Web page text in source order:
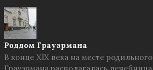
Роддом Грауэрмана
В конце XIX века на месте